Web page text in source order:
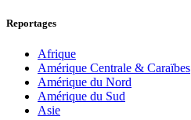
Reportages
Afrique
Amérique Centrale & Caraïbes
Amérique du Nord
Amérique du Sud
Asie